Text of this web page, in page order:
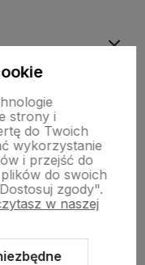
strony i
do Twoich
wykorzystanie
i przejść do
do swoich
zgody".
w naszej